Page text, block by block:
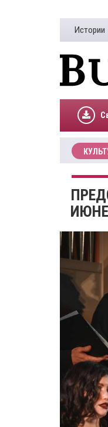
Истории